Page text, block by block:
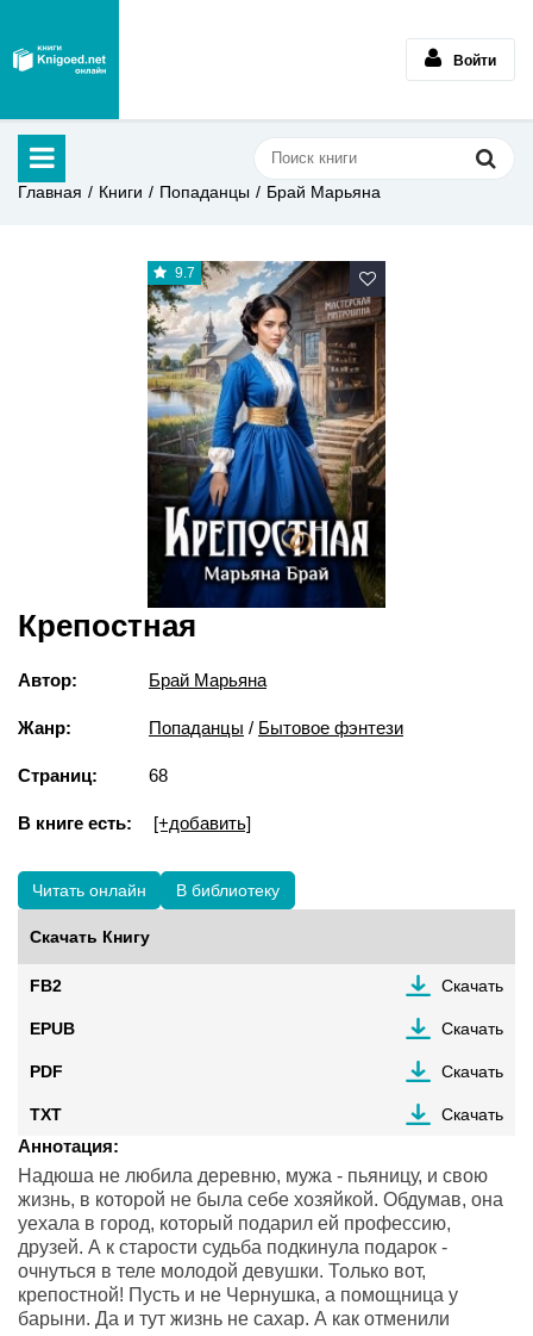
Войти
Главная Книги Попаданцы Брай Марьяна
9.7
Крепостная
Автор: Брай Марьяна
Жанр: Попаданцы / Бытовое фэнтези
Страниц: 68
В книге есть: [+добавить]
Читать онлайн В библиотеку
Скачать Книгу
FB2 Скачать
EPUB Скачать
PDF Скачать
TXT Скачать
Аннотация:
Надюша не любила деревню, мужа - пьяницу, и свою
жизнь, в которой не была себе хозяйкой. Обдумав, она
уехала в город, который подарил ей профессию,
друзей. А к старости судьба подкинула подарок -
очнуться в теле молодой девушки. Только вот,
крепостной! Пусть и не Чернушка, а помощница у
барыни. Да и тут жизнь не сахар. А как отменили